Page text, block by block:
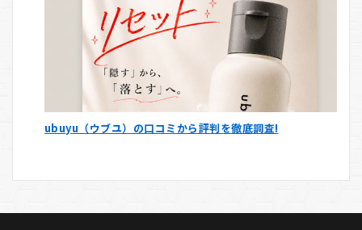
ubuyu（ウブユ）の口コミから評判を徹底調査!